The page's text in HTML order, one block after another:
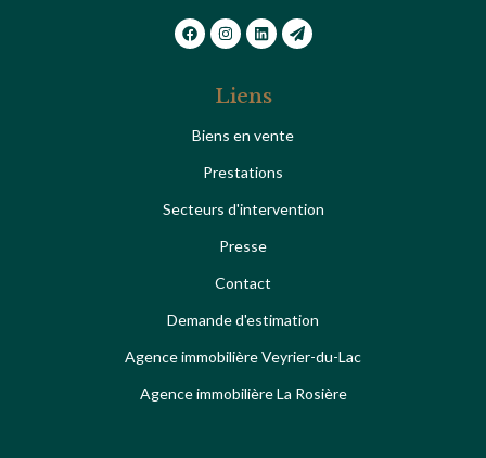
Liens
Biens en vente
Prestations
Secteurs d'intervention
Presse
Contact
Demande d'estimation
Agence immobilière Veyrier-du-Lac
Agence immobilière La Rosière